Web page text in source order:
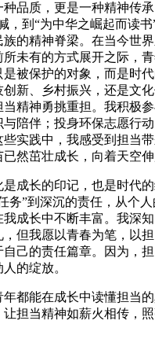
品质，更是一种精神传承
，到“为中华之崛起而读
的精神脊梁。在当今世界
所未有的方式展开之际，
是被保护的对象，而是时
新、乡村振兴，还是文化
精神勇挑重担。我积极
陪伴；投身环保志愿行
实践中，我感受到担当带
然茁壮成长，向着天空伸
长的印记，也是时代的
务”到深沉的责任，从个
我成长中不断丰富。我深
但我愿以青春为笔，以
己的责任篇章。因为，
的绽放。
能在成长中读懂担当的
担当精神如薪火相传，